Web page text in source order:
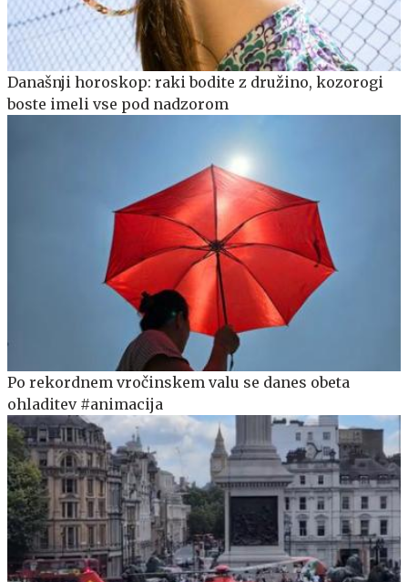
Današnji horoskop: raki bodite z družino, kozorogi
boste imeli vse pod nadzorom
Po rekordnem vročinskem valu se danes obeta
ohladitev #animacija